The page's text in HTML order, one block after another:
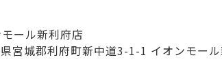
ール新利府店
宮城郡利府町新中道3-1-1 イオンモー